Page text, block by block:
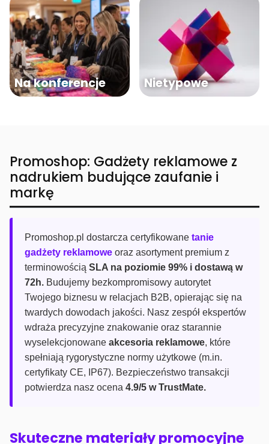
Na konferencje Nietypowe
Promoshop: Gadżety reklamowe z
nadrukiem budujące zaufanie i
markę
Promoshop.pl dostarcza certyfikowane tanie
gadżety reklamowe oraz asortyment premium z
terminowością SLA na poziomie 99% i dostawą w
72h. Budujemy bezkompromisowy autorytet
Twojego biznesu w relacjach B2B, opierając się na
twardych dowodach jakości. Nasz zespół ekspertów
wdraża precyzyjne znakowanie oraz starannie
wyselekcjonowane akcesoria reklamowe, które
spełniają rygorystyczne normy użytkowe (m.in.
certyfikaty CE, IP67). Bezpieczeństwo transakcji
potwierdza nasz ocena 4.9/5 w TrustMate.
Skuteczne materiały promocyjne